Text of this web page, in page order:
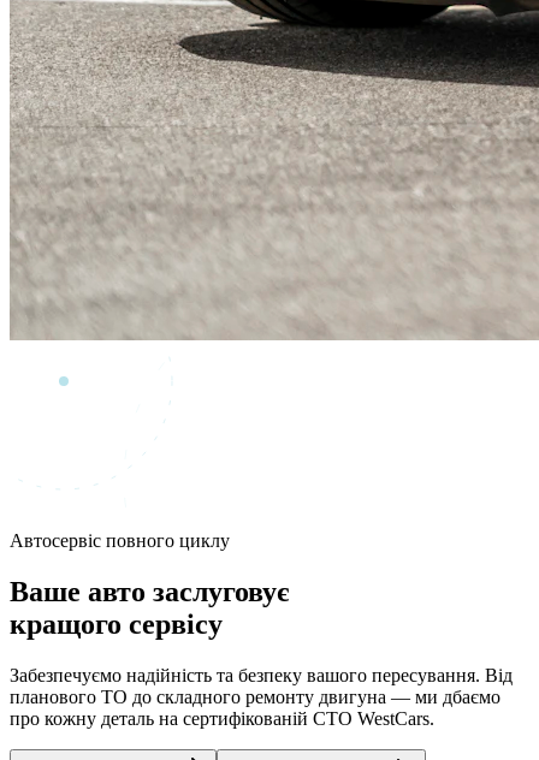
Автосервіс повного циклу
Ваше авто заслуговує
кращого сервісу
Забезпечуємо надійність та безпеку вашого пересування. Від
планового ТО до складного ремонту двигуна — ми дбаємо
про кожну деталь на сертифікованій СТО WestCars.